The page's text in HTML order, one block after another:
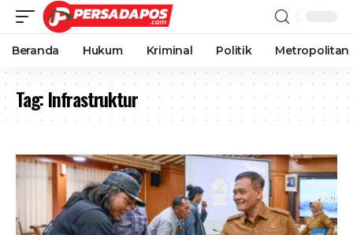
Beranda Hukum Kriminal Politik Metropolitan
Tag:Infrastruktur